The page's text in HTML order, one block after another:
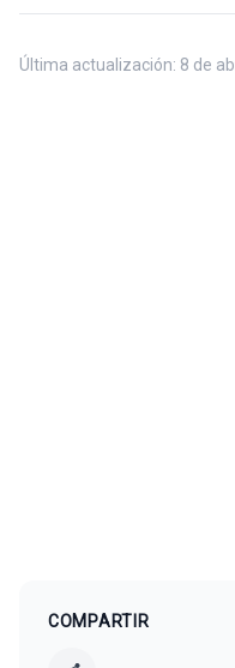
Última actualización: 8 de
COMPARTIR